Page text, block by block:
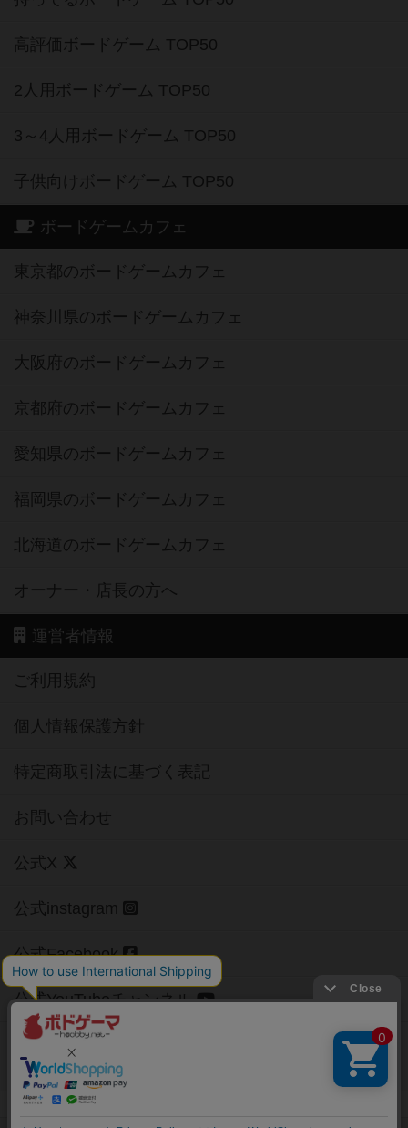
高評価ボードゲーム TOP50
2人用ボードゲーム TOP50
3～4人用ボードゲーム TOP50
子供向けボードゲーム TOP50
ボードゲームカフェ
東京都のボードゲームカフェ
神奈川県のボードゲームカフェ
大阪府のボードゲームカフェ
京都府のボードゲームカフェ
愛知県のボードゲームカフェ
福岡県のボードゲームカフェ
北海道のボードゲームカフェ
オーナー・店長の方へ
運営者情報
ご利用規約
個人情報保護方針
特定商取引法に基づく表記
お問い合わせ
公式X
公式instagram
公式Facebook
公式YouTubeチャンネル